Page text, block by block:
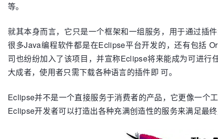
等。
就其本身而言，它只是一个框架和一组服务，用于通过插
很多Java编程软件都是在Eclipse平台开发的，还有包括
司也纷纷加入了该项目，并宣称Eclipse将来能成为可进行
大成者，使用者只需下载各种语言的插件即 可。
Eclipse并不是一个直接服务于消费者的产品，它更像一个
Eclipse开发者可以打造出各种充满创造性的服务来满足最